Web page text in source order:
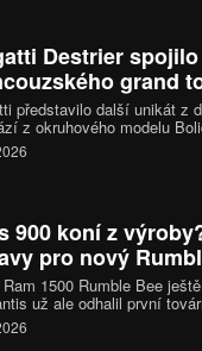
Destrier
grand
představilo další unikát z
z okruhového modelu
o výkonu 1 578
sází na vytříbený
900 koní z
pro nový
1500 Rumble Bee
už ale odhalil první
těšit na kompresorové
Vrcholná verze SRT se